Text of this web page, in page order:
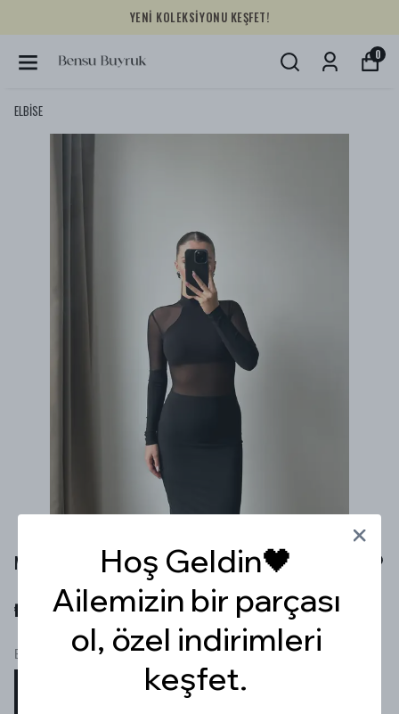
YENİ KOLEKSİYONU KEŞFET!
0
ELBİSE
MAXİ TÜL ELBİSE
₺ 599.99
Beden
Hoş Geldin🖤
Ailemizin bir parçası
ol, özel indirimleri
keşfet.